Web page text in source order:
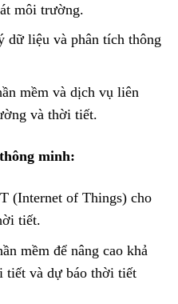
môi trường.
dữ liệu và phân tích thông
mềm và dịch vụ liên
và thời tiết.
minh:
(Internet of Things) cho
tiết.
mềm để nâng cao khả
tiết và dự báo thời tiết